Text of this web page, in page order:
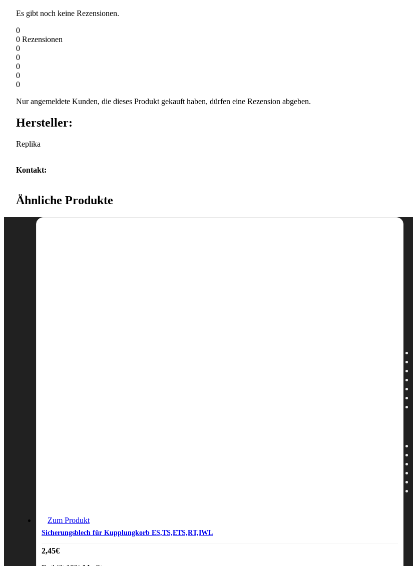
Es gibt noch keine Rezensionen.
0
0 Rezensionen
0
0
0
0
0
Nur angemeldete Kunden, die dieses Produkt gekauft haben, dürfen eine Rezension abgeben.
Hersteller:
Replika
Kontakt:
Ähnliche Produkte
Zum Produkt
Sicherungsblech für Kupplungkorb ES,TS,ETS,RT,IWL
2,45€